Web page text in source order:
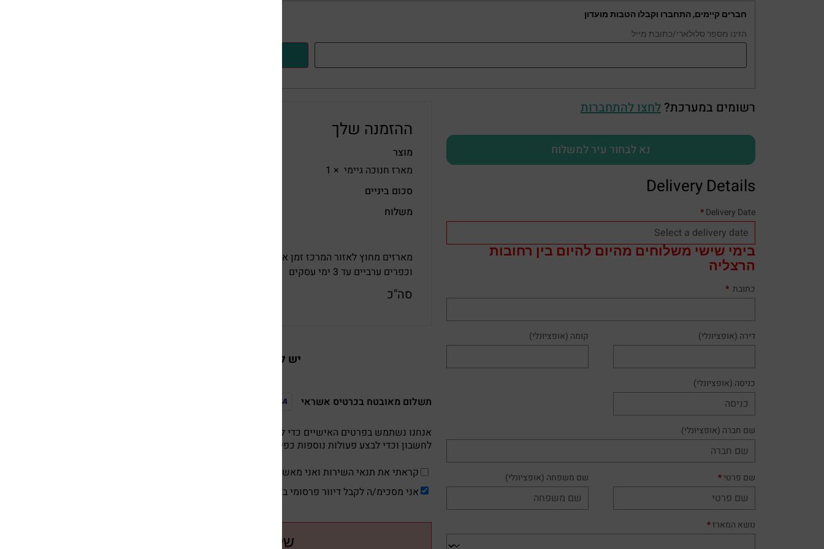
חברים קיימים, התחברו וקבלו הטבות מועדון
הזינו מספר סלולארי/כתובת מייל
רשומים במערכת? לחצו להתחברות
נא לבחור עיר למשלוח
Delivery Details
Delivery Date
*
בימי שישי משלוחים מהיום להיום בין רחובות
הרצליה
כתובת *
קומה (אופציונלי) דירה (אופציונלי)
כניסה (אופציונלי)
שם חברה (אופציונלי)
שם משפחה (אופציונלי) שם פרטי*
נושא המארז*
ההזמנה שלך
מוצר
מארז חנוכה גיימי × 1
סכום ביניים
משלוח
וכפרים ערביים עד 3 ימי עסקים
סה"כ
יש לך קופון?
תשלום מאובטח בכרטיס אשראי
אנחנו נשתמש בפרטים האישיים כדי להציע לך תמיכה בתהליך באתר זה, לנהל את הגישה
לחשבון וכדי לבצע פעולות נוספות כפי שמפורט ב
קראתי את תנאי השירות ואני מאשר/ת
אני מסכימ/ה לקבל דיוור פרסומי באמצעות דואר אלקטרוני והודעות טקסט.
שלמו באשראי